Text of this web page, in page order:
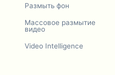
Размыть фон
Массовое размытие
видео
Video Intelligence